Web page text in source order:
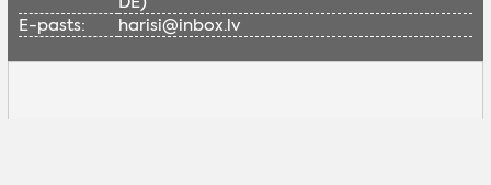
E-pasts:
harisi@inbox.lv